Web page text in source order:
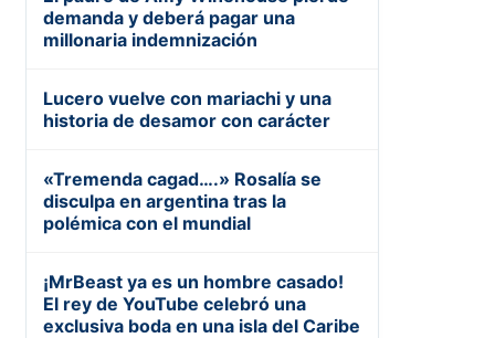
demanda y deberá pagar una
millonaria indemnización
Lucero vuelve con mariachi y una
historia de desamor con carácter
«Tremenda cagad….» Rosalía se
disculpa en argentina tras la
polémica con el mundial
¡MrBeast ya es un hombre casado!
El rey de YouTube celebró una
exclusiva boda en una isla del Caribe